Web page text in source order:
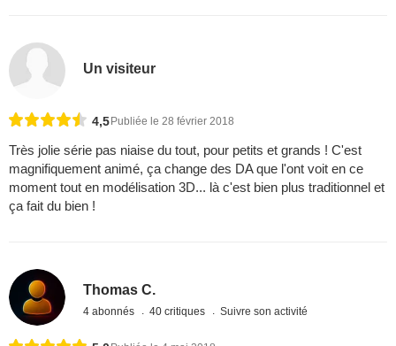
Un visiteur
4,5Publiée le 28 février 2018
Très jolie série pas niaise du tout, pour petits et grands ! C'est
magnifiquement animé, ça change des DA que l'ont voit en ce
moment tout en modélisation 3D... là c'est bien plus traditionnel et
ça fait du bien !
Thomas C.
4 abonnés 40 critiques Suivre son activité